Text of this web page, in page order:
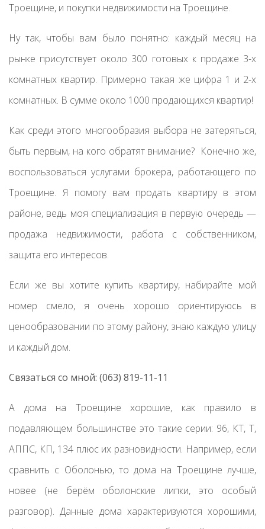
Троещине, и покупки недвижимости на Троещине.
Ну так, чтобы вам было понятно: каждый месяц на
рынке присутствует около 300 готовых к продаже 3-х
комнатных квартир. Примерно такая же цифра 1 и 2-х
комнатных. В сумме около 1000 продающихся квартир!
Как среди этого многообразия выбора не затеряться,
быть первым, на кого обратят внимание? Конечно же,
воспользоваться услугами брокера, работающего по
Троещине. Я помогу вам продать квартиру в этом
районе, ведь моя специализация в первую очередь —
продажа недвижимости, работа с собственником,
защита его интересов.
Если же вы хотите купить квартиру, набирайте мой
номер смело, я очень хорошо ориентируюсь в
ценообразовании по этому району, знаю каждую улицу
и каждый дом.
Связаться со мной: (063) 819-11-11
А дома на Троещине хорошие, как правило в
подавляющем большинстве это такие серии: 96, КТ, Т,
АППС, КП, 134 плюс их разновидности. Например, если
сравнить с Оболонью, то дома на Троещине лучше,
новее (не берём оболонские липки, это особый
разговор). Данные дома характеризуются хорошими,